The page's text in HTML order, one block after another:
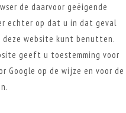
de daarvoor geëigende
echter op dat u in dat geval
website kunt benutten.
geeft u toestemming voor
Google op de wijze en voor de